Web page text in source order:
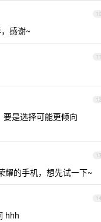
10
感谢~
11
12
是选择可能更倾向
13
耀的手机，想先试一下~
14
hhh